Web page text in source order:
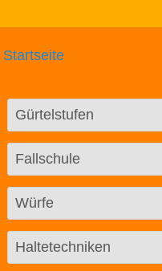
Startseite
Gürtelstufen
Fallschule
Würfe
Haltetechniken